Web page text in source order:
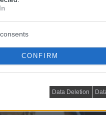
CONFIRM
Data Deletion